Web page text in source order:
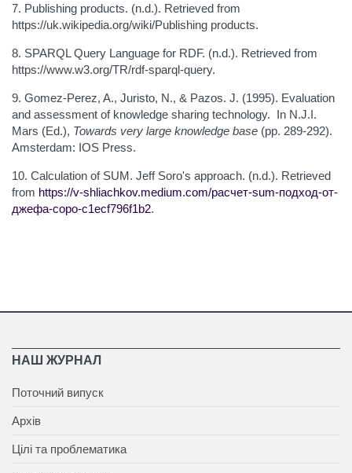
7. Publishing products. (n.d.). Retrieved from
https://uk.wikipedia.org/wiki/Publishing products.
8. SPARQL Query Language for RDF. (n.d.). Retrieved from
https://www.w3.org/TR/rdf-sparql-query.
9. Gomez-Perez, A., Juristo, N., & Pazos. J. (1995). Evaluation
and assessment of knowledge sharing technology. In N.J.I.
Mars (Ed.), Towards very large knowledge base (pp. 289-292).
Amsterdam: IOS Press.
10. Calculation of SUM. Jeff Soro's approach. (n.d.). Retrieved
from https://v-shliachkov.medium.com/расчет-sum-подход-от-
джефа-соро-c1ecf796f1b2.
НАШ ЖУРНАЛ
Поточний випуск
Архів
Цілі та проблематика